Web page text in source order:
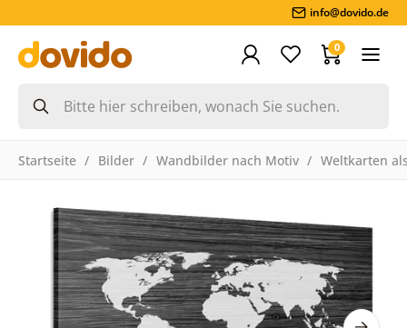
info@dovido.de
0
Startseite Bilder Wandbilder nach Motiv Weltkarten